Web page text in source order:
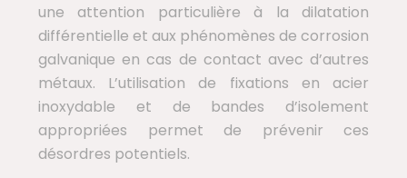
une attention particulière à la dilatation
différentielle et aux phénomènes de corrosion
galvanique en cas de contact avec d’autres
métaux. L’utilisation de fixations en acier
inoxydable et de bandes d’isolement
appropriées permet de prévenir ces
désordres potentiels.